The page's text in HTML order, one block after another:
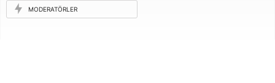
ISTEĞI
MODERATÖRLER